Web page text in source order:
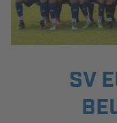
AUSBILDUNG &
SV